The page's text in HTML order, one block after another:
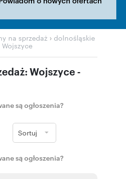
na sprzedaż › dolnośląskie
Wojszyce
Wojszyce -
są ogłoszenia?
Sortuj
są ogłoszenia?